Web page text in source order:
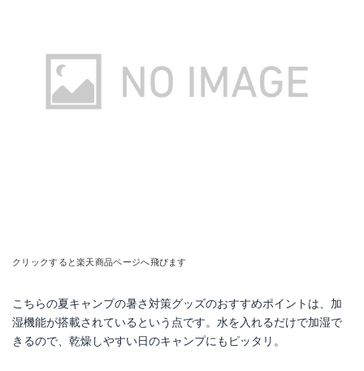
クリックすると楽天商品ページへ飛びます
こちらの夏キャンプの暑さ対策グッズのおすすめポイントは、加
湿機能が搭載されているという点です。水を入れるだけで加湿で
きるので、乾燥しやすい日のキャンプにもピッタリ。